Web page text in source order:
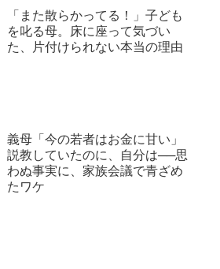
「また散らかってる！」子ども
を叱る母。床に座って気づい
た、片付けられない本当の理由
義母「今の若者はお金に甘い」
説教していたのに、自分は──思
わぬ事実に、家族会議で青ざめ
たワケ